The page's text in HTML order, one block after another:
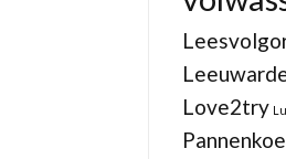
Love2try